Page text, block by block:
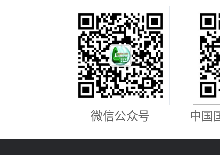
微信公众号 中国